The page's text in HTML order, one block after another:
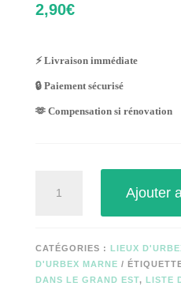
2,90€
⚡ Livraison immédiate
🔒 Paiement sécurisé
🫶 Compensation si rénovation
Ajouter
CATÉGORIES : LIEUX
D'URBEX MARNE
DANS LE GRAND EST, LISTE